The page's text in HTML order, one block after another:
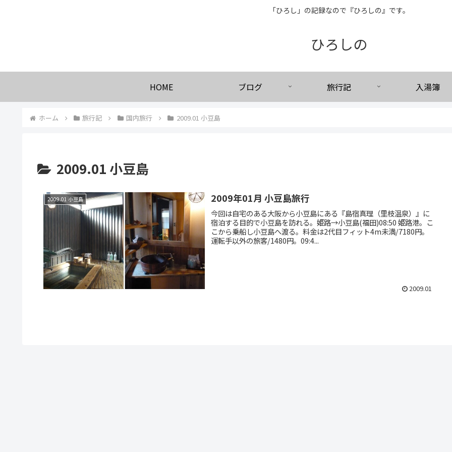
「ひろし」の記録なので『ひろしの』です。
ひろしの
HOME ブログ 旅行記 入湯簿
ホーム 旅行記 国内旅行 2009.01 小豆島
2009.01 小豆島
2009.01 小豆島 2009年01月 小豆島旅行
今回は自宅のある大阪から小豆島にある『島宿真理（里枝温泉）』に
宿泊する目的で小豆島を訪れる。姫路→小豆島(福田)08:50 姫路港。こ
こから乗船し小豆島へ渡る。料金は2代目フィット4m未満/7180円。
運転手以外の旅客/1480円。09:4...
2009.01